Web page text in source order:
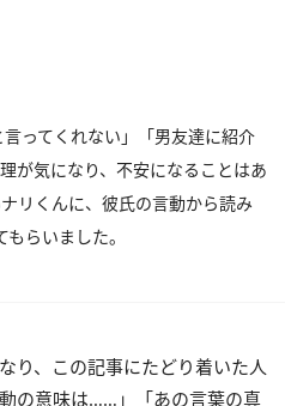
言ってくれない」「男友達に紹介
が気になり、不安になることはあ
リくんに、彼氏の言動から読み
らいました。
り、この記事にたどり着いた人
の意味は……」「あの言葉の真